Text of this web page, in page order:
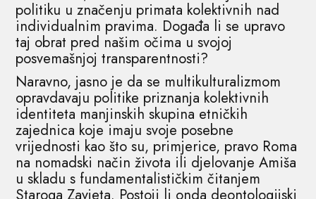
politiku u značenju primata kolektivnih nad
individualnim pravima. Događa li se upravo
taj obrat pred našim očima u svojoj
posvemašnjoj transparentnosti?
Naravno, jasno je da se multikulturalizmom
opravdavaju politike priznanja kolektivnih
identiteta manjinskih skupina etničkih
zajednica koje imaju svoje posebne
vrijednosti kao što su, primjerice, pravo Roma
na nomadski način života ili djelovanje Amiša
u skladu s fundamentalističkim čitanjem
Staroga Zavjeta. Postoji li onda deontologijski